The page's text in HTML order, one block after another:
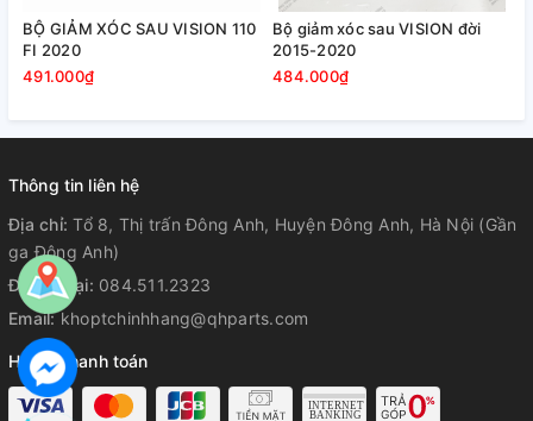
BỘ GIẢM XÓC SAU VISION 110
FI 2020
491.000₫
Bộ giảm xóc sau VISION đời
2015-2020
484.000₫
Thông tin liên hệ
Địa chỉ:Tổ 8, Thị trấn Đông Anh, Huyện Đông Anh, Hà Nội (Gần
ga Đông Anh)
Điện thoại: 084.511.2323
Email:khoptchinhhang@qhparts.com
Hỗ trợ thanh toán